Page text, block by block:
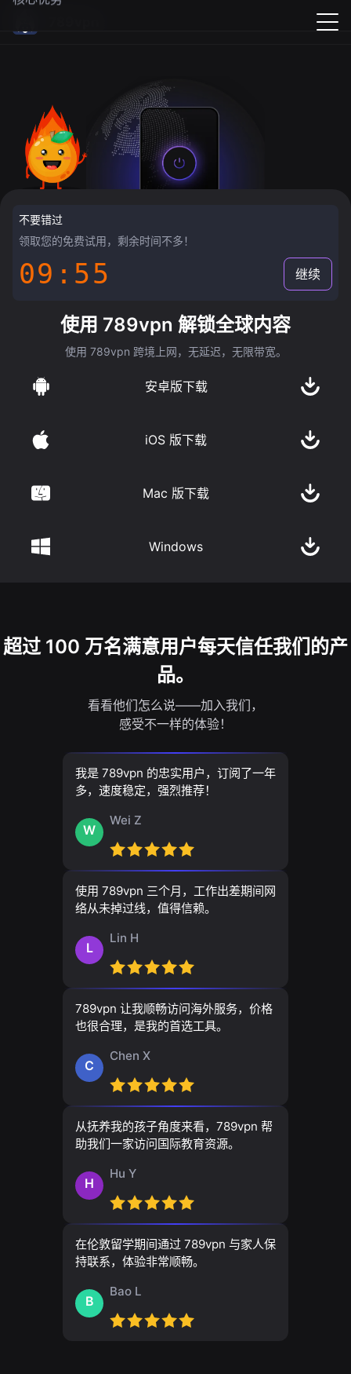
不要错过
领取您的免费试用，剩余时间不多！
09:55 继续
使用 789vpn 解锁全球内容
使用 789vpn 跨境上网，无延迟，无限带宽。
安卓版下载
iOS 版下载
Mac 版下载
Windows
超过 100 万名满意用户每天信任我们的产
品。
看看他们怎么说——加入我们，
感受不一样的体验！
我是 789vpn 的忠实用户，订阅了一年
多，速度稳定，强烈推荐！
W
Wei Z
使用 789vpn 三个月，工作出差期间网
络从未掉过线，值得信赖。
L
Lin H
789vpn 让我顺畅访问海外服务，价格
也很合理，是我的首选工具。
C
Chen X
从抚养我的孩子角度来看，789vpn 帮
助我们一家访问国际教育资源。
H
Hu Y
在伦敦留学期间通过 789vpn 与家人保
持联系，体验非常顺畅。
B
Bao L